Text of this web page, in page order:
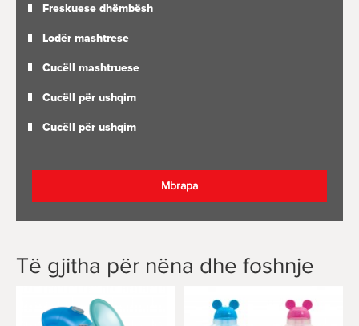
Freskuese dhëmbësh
Lodër mashtrese
Cucëll mashtruese
Cucëll për ushqim
Cucëll për ushqim
Mbrapa
Të gjitha për nëna dhe foshnje